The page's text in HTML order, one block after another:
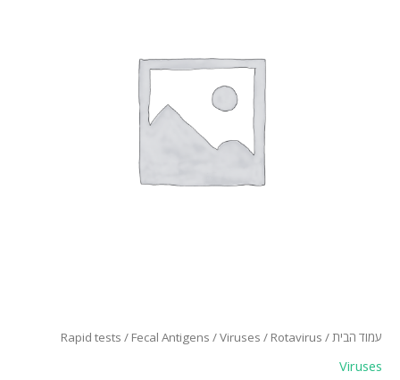
עמוד הבית/
Rapid tests / Fecal Antigens /Viruses / Rotavirus
Viruses